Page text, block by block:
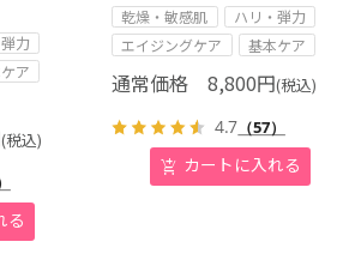
力
ア
(税込)
乾燥・敏感肌
ハリ・弾力
エイジングケア
基本ケア
通常価格 8,800円(税込)
4.7 （57）